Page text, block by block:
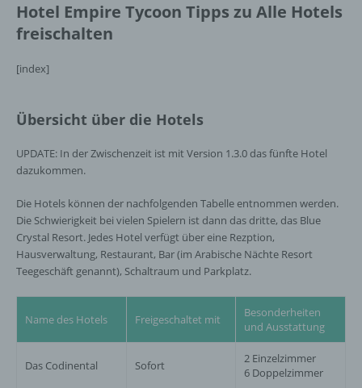
Hotel Empire Tycoon Tipps zu Alle Hotels
freischalten
[index]
Übersicht über die Hotels
UPDATE: In der Zwischenzeit ist mit Version 1.3.0 das fünfte Hotel
dazukommen.
Die Hotels können der nachfolgenden Tabelle entnommen werden.
Die Schwierigkeit bei vielen Spielern ist dann das dritte, das Blue
Crystal Resort. Jedes Hotel verfügt über eine Rezption,
Hausverwaltung, Restaurant, Bar (im Arabische Nächte Resort
Teegeschäft genannt), Schaltraum und Parkplatz.
Name des Hotels Freigeschaltet mit
Besonderheiten
und Ausstattung
Das Codinental Sofort
2 Einzelzimmer
6 Doppelzimmer